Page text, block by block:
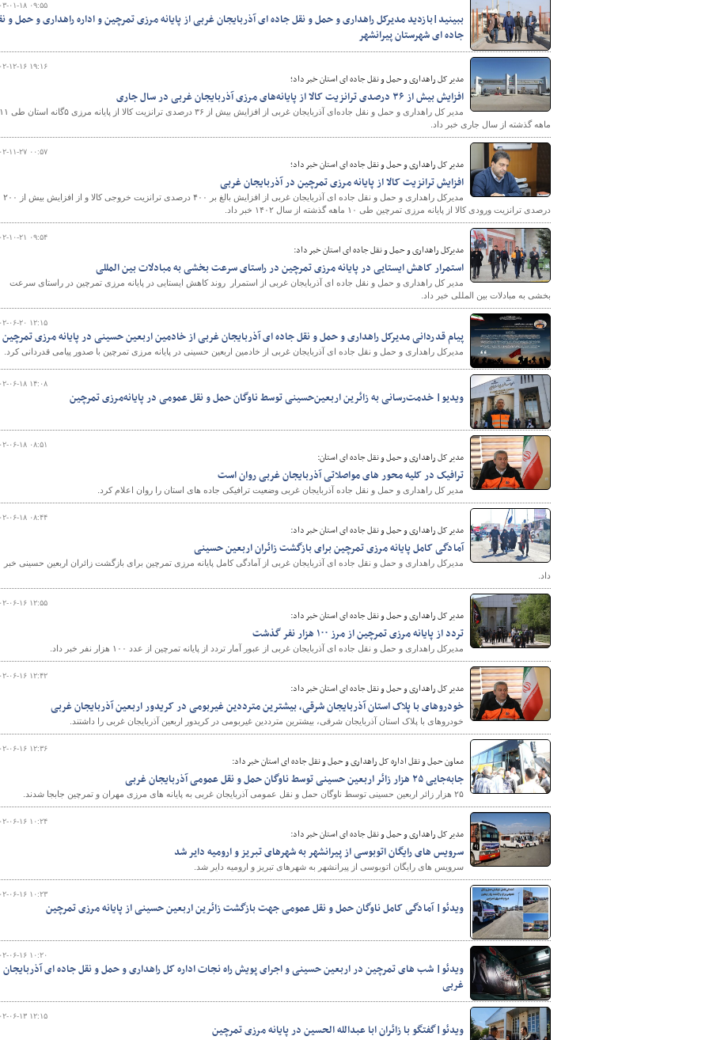
شهرسازی
۱۴۰۳-۰۱-۱۸
ببینید|بازدید مدیرکل راهداری و حمل و نقل جاده ای آذربایجان غربی از پایانه مرزی تمرچین و اداره راهداری و حمل و
جاده ای شهرستان پیرانشهر
۱۴۰۲-۱۲-۱۶
مدیر کل راهداری و حمل و نقل جاده ای استان خبر داد؛
افزایش بیش از ۳۶ درصدی ترانزیت کالا از پایانه‌های مرزی آذربایجان غربی در سال جاری
مدیر کل راهداری و حمل و نقل جاده‌ای آذربایجان غربی از افزایش بیش از ۳۶ درصدی ترانزیت کالا از پایانه مرزی ۵گانه استان طی ۱۱
ماهه گذشته از سال جاری خبر داد.
۱۴۰۲-۱۱-۲۷
مدیر کل راهداری و حمل و نقل جاده ای استان خبر داد؛
افزایش ترانزیت کالا از پایانه مرزی تمرچین در آذربایجان غربی
مدیرکل راهداری و حمل و نقل جاده ای آذربایجان غربی از افزایش بالغ بر ۴٠٠ درصدی ترانزیت خروجی کالا و از افزایش بیش از ٢٠٠
درصدی ترانزیت ورودی کالا از پایانه مرزی تمرچین طی ١٠ ماهه گذشته از سال ١۴٠٢ خبر داد.
۱۴۰۲-۱۰-۲۱
مدیرکل راهداری و حمل و نقل جاده ای استان خبر داد:
استمرار کاهش ایستایی در پایانه مرزی تمرچین در راستای سرعت بخشی به مبادلات بین المللی
مدیر کل راهداری و حمل و نقل جاده ای آذربایجان غربی از استمرار روند کاهش ایستایی در پایانه مرزی تمرچین در راستای سرعت
بخشی به مبادلات بین المللی خبر داد.
۱۴۰۲-۰۶-۲۰
پیام قدردانی مدیرکل راهداری و حمل و نقل جاده ای آذربایجان غربی از خادمین اربعین حسینی در پایانه مرزی تمرچین
مدیرکل راهداری و حمل و نقل جاده ای آذربایجان غربی از خادمین اربعین حسینی در پایانه مرزی تمرچین با صدور پیامی قدردانی کرد.
۱۴۰۲-۰۶-۱۸
ویدیو| خدمت‌رسانی به زائرین اربعین‌حسینی توسط ناوگان حمل و نقل عمومی در پایانه‌مرزی تمرچین
۱۴۰۲-۰۶-۱۸
مدیر کل راهداری و حمل و نقل جاده ای استان:
ترافیک در کلیه محور های مواصلاتی آذربایجان غربی روان است
مدیر کل راهداری و حمل و نقل جاده آذربایجان غربی وضعیت ترافیکی جاده های استان را روان اعلام کرد.
۱۴۰۲-۰۶-۱۸
مدیر کل راهداری و حمل و نقل جاده ای استان خبر داد:
آمادگی کامل پایانه مرزی تمرچین برای بازگشت زائران اربعین حسینی
مدیرکل راهداری و حمل و نقل جاده ای آذربایجان غربی از آمادگی کامل پایانه مرزی تمرچین برای بازگشت زائران اربعین حسینی خبر
داد.
۱۴۰۲-۰۶-۱۶
مدیر کل راهداری و حمل و نقل جاده ای استان خبر داد:
تردد از پایانه مرزی تمرچین از مرز ۱۰۰ هزار نفر گذشت
مدیرکل راهداری و حمل و نقل جاده ای آذربایجان غربی از عبور آمار تردد از پایانه تمرچین از عدد ۱۰۰ هزار نفر خبر داد.
۱۴۰۲-۰۶-۱۶
مدیر کل راهداری و حمل و نقل جاده ای استان خبر داد:
خودروهای با پلاک استان آذربایجان شرقی، بیشترین مترددین غیربومی در کریدور اربعین آذربایجان غربی
خودروهای با پلاک استان آذربایجان شرقی، بیشترین مترددین غیربومی در کریدور اربعین آذربایجان غربی را داشتند.
۱۴۰۲-۰۶-۱۶
معاون حمل و نقل اداره کل راهداری و حمل و نقل جاده ای استان خبر داد:
جابه‌جایی ۲۵ هزار زائر اربعین حسینی توسط ناوگان حمل و نقل عمومی آذربایجان غربی
۲۵ هزار زائر اربعین حسینی توسط ناوگان حمل و نقل عمومی آذربایجان غربی به پایانه های مرزی مهران و تمرچین جابجا شدند.
۱۴۰۲-۰۶-۱۶
مدیر کل راهداری و حمل و نقل جاده ای استان خبر داد:
سرویس های رایگان اتوبوسی از پیرانشهر به شهرهای تبریز و ارومیه دایر شد
سرویس های رایگان اتوبوسی از پیرانشهر به شهرهای تبریز و ارومیه دایر شد.
۱۴۰۲-۰۶-۱۶
ویدئو| آمادگی کامل ناوگان حمل و نقل عمومی جهت بازگشت زائرین اربعین حسینی از پایانه مرزی تمرچین
۱۴۰۲-۰۶-۱۶
ویدئو| شب های تمرچین در اربعین حسینی و اجرای پویش راه نجات اداره کل راهداری و حمل و نقل جاده ای آذربایجان
غربی
۱۴۰۲-۰۶-۱۳
ویدئو|گفتگو با زائران ابا عبدالله الحسین در پایانه مرزی تمرچین